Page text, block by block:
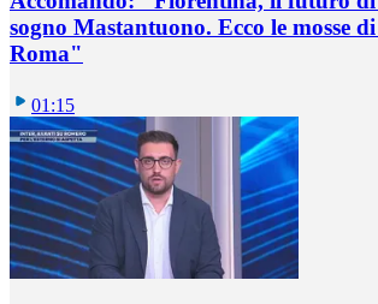
sogno Mastantuono. Ecco le mosse
Roma"
01:15